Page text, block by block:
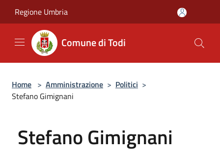
Regione Umbria
Comune di Todi
Home > Amministrazione > Politici >
Stefano Gimignani
Stefano Gimignani